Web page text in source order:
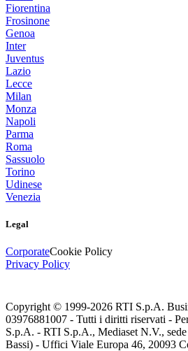
Fiorentina
Frosinone
Genoa
Inter
Juventus
Lazio
Lecce
Milan
Monza
Napoli
Parma
Roma
Sassuolo
Torino
Udinese
Venezia
Legal
CorporateCookie Policy
Privacy Policy
Copyright © 1999-2026 RTI S.p.A.
03976881007 - Tutti i diritti riservati -
S.p.A. - RTI S.p.A., Mediaset N.V., sede
Bassi) - Uffici Viale Europa 46, 20093